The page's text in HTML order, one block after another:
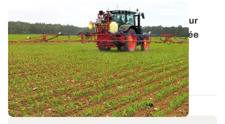
Désherbage ciblé : équiper un pulvérisateur
devient rentable dès 25 % de surface traitée
La pulvérisation ciblée en temps réel est souvent
envisagée sur des pulvérisateurs neufs...
16 OCT. 2025